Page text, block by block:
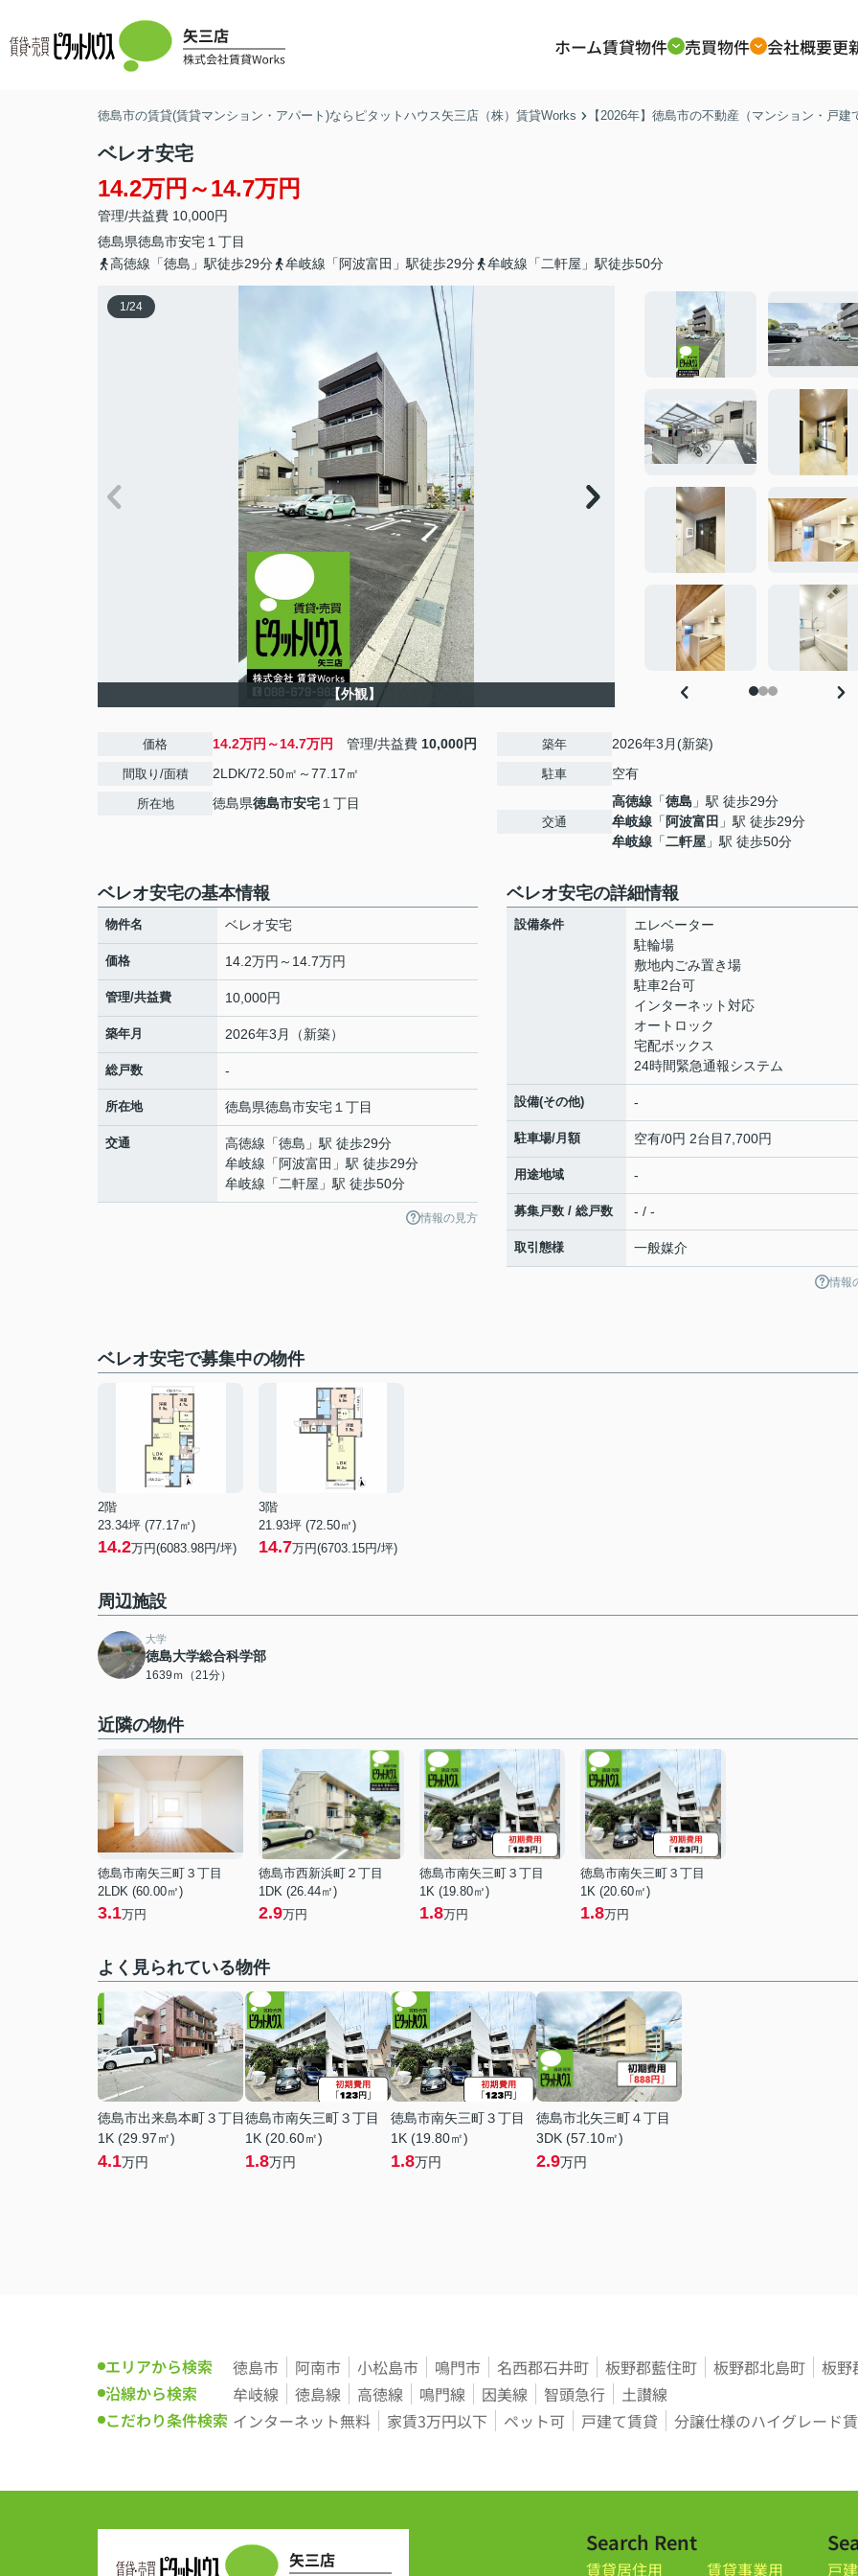
ホーム賃貸物件 売買物件 会社概要更
徳島市の賃貸(賃貸マンション・アパート)ならピタットハウス矢三店（株）賃貸Works 【2026年】徳島市の不動産（マンション・戸
ベレオ安宅
14.2万円～14.7万円
管理/共益費 10,000円
徳島県徳島市安宅 １丁目
高徳線「徳島」駅徒歩29分
牟岐線「阿波富田」駅徒歩29分 牟岐線「二軒屋」駅徒歩50分
1/24
【外観】
価格 14.2万円～14.7万円 管理/共益費 10,000円
間取り/面積 2LDK/72.50㎡～77.17㎡
所在地 徳島県徳島市安宅 １丁目
築年 2026年3月(新築)
駐車 空有
交通
高徳線 「徳島 」駅 徒歩29分
牟岐線 「 阿波富田 」駅 徒歩29分
牟岐線 「二軒屋 」駅 徒歩50分
ベレオ安宅の基本情報
物件名 ベレオ安宅
価格 14.2万円～14.7万円
管理/共益費 10,000円
築年月 2026年3月（新築）
総戸数 -
所在地 徳島県徳島市安宅 １丁目
交通 高徳線 「徳島 」駅 徒歩29分
牟岐線 「 阿波富田 」駅 徒歩29分
牟岐線 「 二軒屋 」駅 徒歩50分
情報の見方
ベレオ安宅の詳細情報
設備条件
エレベーター
駐輪場
敷地内ごみ置き場
駐車2台可
インターネット対応
オートロック
宅配ボックス
24時間緊急通報システム
設備(その他) -
駐車場/月額 空有/0円 2台目7,700円
用途地域 -
募集戸数 / 総戸数 - / -
取引態様 一般媒介
情報
ベレオ安宅で募集中の物件
2階
23.34坪 (77.17㎡)
14.2万円(6083.98円/坪)
3階
21.93坪 (72.50㎡)
14.7万円(6703.15円/坪)
周辺施設
大学
徳島大学総合科学部
1639ｍ（21分）
近隣の物件
徳島市南矢三町３丁目
2LDK (60.00㎡)
3.1万円
徳島市西新浜町２丁目
1DK (26.44㎡)
2.9万円
徳島市南矢三町３丁目
1K (19.80㎡)
1.8万円
徳島市南矢三町３丁目
1K (20.60㎡)
1.8万円
よく見られている物件
徳島市出来島本町３丁目
1K (29.97㎡)
4.1万円
徳島市南矢三町３丁目
1K (20.60㎡)
1.8万円
徳島市南矢三町３丁目
1K (19.80㎡)
1.8万円
徳島市北矢三町４丁目
3DK (57.10㎡)
2.9万円
エリアから検索 徳島市 阿南市 小松島市 鳴門市 名西郡石井町 板野郡藍住町 板野郡北島町
板野
沿線から検索
牟岐線 徳島線 高徳線 鳴門線 因美線 智頭急行
土讃線
こだわり条件検索 インターネット無料 家賃3万円以下 ペット可 戸建て賃貸 分譲仕様のハイグレード
Search Rent
賃貸居住用 賃貸事業用 戸